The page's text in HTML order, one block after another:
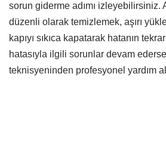
sorun giderme adımı izleyebilirsiniz.
düzenli olarak temizlemek, aşırı
kapıyı sıkıca kapatarak hatanın
hatasıyla ilgili sorunlar devam
teknisyeninden profesyonel yardım